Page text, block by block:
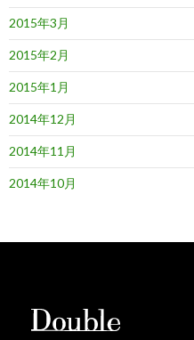
2015年3月
2015年2月
2015年1月
2014年12月
2014年11月
2014年10月